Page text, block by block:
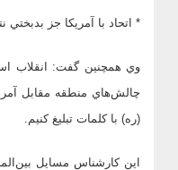
* اتحاد با آمريكا جز بدبختي
وي همچنين گفت: انقلاب
چالش‌هاي منطقه مقابل
(ره) با كلمات تبليغ كنيم.
اين كارشناس مسايل